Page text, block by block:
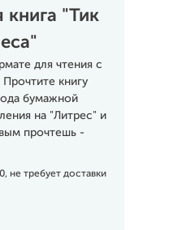
книга "Тик
для чтения с
книгу
бумажной
на "Литрес" и
прочтешь -
не требует доставки